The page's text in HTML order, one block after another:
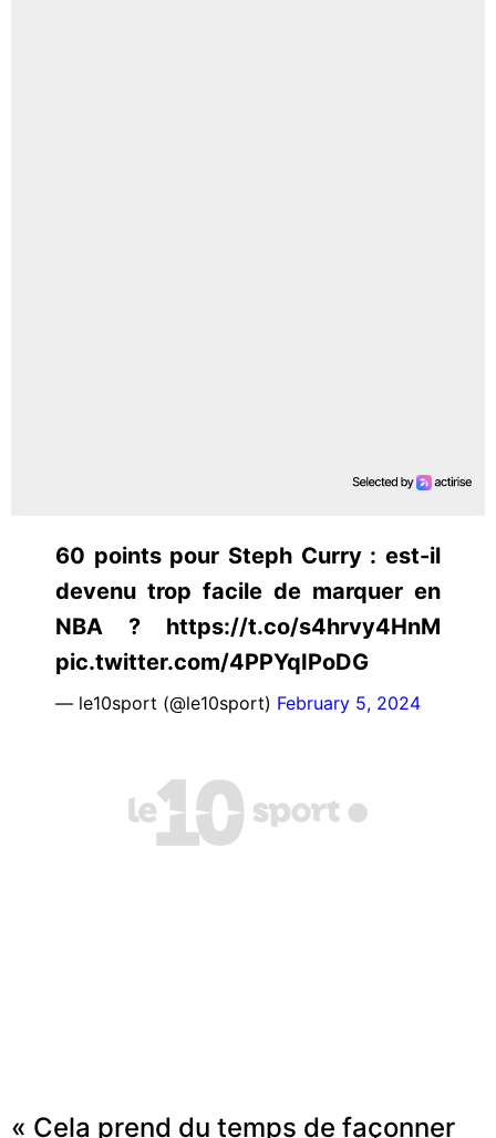
60 points pour Steph Curry : est-il
devenu trop facile de marquer en
NBA ? https://t.co/s4hrvy4HnM
pic.twitter.com/4PPYqIPoDG
— le10sport (@le10sport) February 5, 2024
« Cela prend du temps de façonner